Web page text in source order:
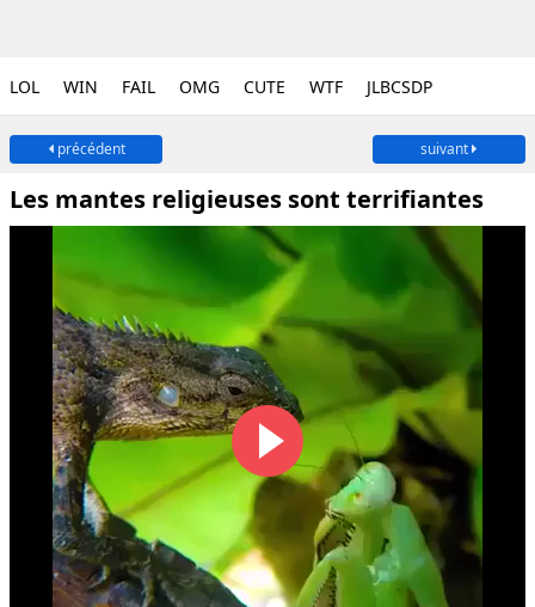
LOL WIN FAIL OMG CUTE WTF JLBCSDP
précédent suivant
Les mantes religieuses sont terrifiantes